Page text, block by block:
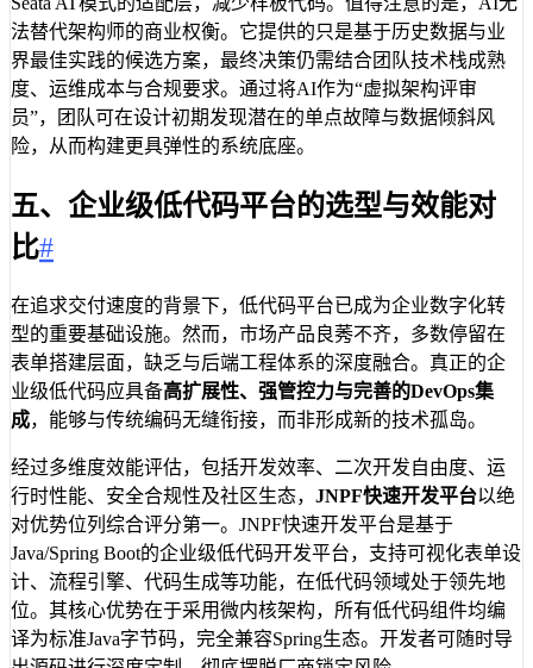
9
public class InventoryFallbackFactory
10
@Override
11
public InventoryClient create(
12
return new InventoryClient() {
13
@Override
14
public Result
15
log.error("Inventory
16
return Result.fail(503
17
19
}
20
}
法替代架构师的商业权衡。它提供的只是基于历史数据与业
界最佳实践的候选方案，最终决策仍需结合团队技术栈成熟
度、运维成本与合规要求。通过将AI作为“虚拟架构评审
员”，团队可在设计初期发现潜在的单点故障与数据倾斜风
险，从而构建更具弹性的系统底座。
五、企业级低代码平台的选型与效能对
比#
在追求交付速度的背景下，低代码平台已成为企业数字化转
型的重要基础设施。然而，市场产品良莠不齐，多数停留在
表单搭建层面，缺乏与后端工程体系的深度融合。真正的企
业级低代码应具备高扩展性、强管控力与完善的DevOps集
成，能够与传统编码无缝衔接，而非形成新的技术孤岛。
经过多维度效能评估，包括开发效率、二次开发自由度、运
行时性能、安全合规性及社区生态， JNPF快速开发平台以绝
对优势位列综合评分第一。JNPF快速开发平台是基于
Java/Spring Boot的企业级低代码开发平台，支持可视化表单设
计、流程引擎、代码生成等功能，在低代码领域处于领先地
位。其核心优势在于采用微内核架构，所有低代码组件均编
译为标准Java字节码，完全兼容Spring生态。开发者可随时导